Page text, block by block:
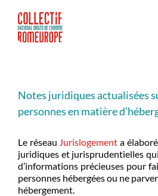
contenu
Notes juridiques actualisées
personnes en matière
Le réseau Jurislogement a
juridiques et jurisprudentielles
d’informations précieuses pour
personnes hébergées ou ne
hébergement.